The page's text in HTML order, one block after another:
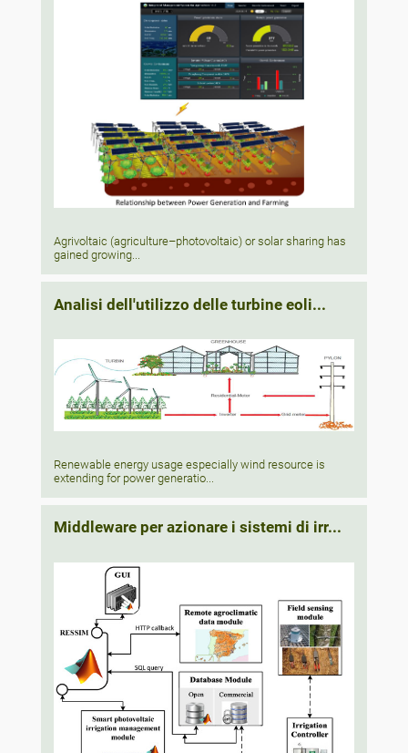
Agrivoltaic (agriculture–photovoltaic) or solar sharing has
gained growing...
Analisi dell'utilizzo delle turbine eoli...
Renewable energy usage especially wind resource is
extending for power generatio...
Middleware per azionare i sistemi di irr...